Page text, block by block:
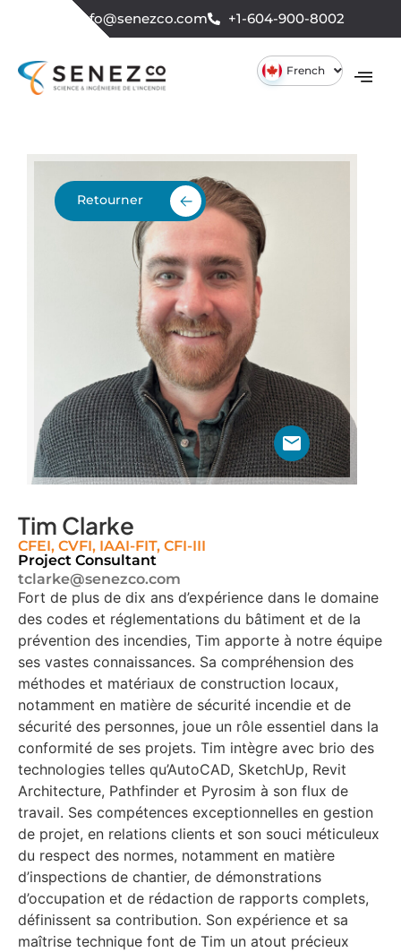
info@senezco.com +1-604-900-8002
French
Retourner
Tim Clarke
CFEI, CVFI, IAAI-FIT, CFI-III
Project Consultant
tclarke@senezco.com
Fort de plus de dix ans d’expérience dans le domaine
des codes et réglementations du bâtiment et de la
prévention des incendies, Tim apporte à notre équipe
ses vastes connaissances. Sa compréhension des
méthodes et matériaux de construction locaux,
notamment en matière de sécurité incendie et de
sécurité des personnes, joue un rôle essentiel dans la
conformité de ses projets. Tim intègre avec brio des
technologies telles qu’AutoCAD, SketchUp, Revit
Architecture, Pathfinder et Pyrosim à son flux de
travail. Ses compétences exceptionnelles en gestion
de projet, en relations clients et son souci méticuleux
du respect des normes, notamment en matière
d’inspections de chantier, de démonstrations
d’occupation et de rédaction de rapports complets,
définissent sa contribution. Son expérience et sa
maîtrise technique font de Tim un atout précieux